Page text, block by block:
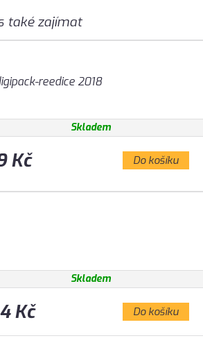
také zajímat
reedice 2018
Skladem
Kč Do košíku
Skladem
Kč Do košíku